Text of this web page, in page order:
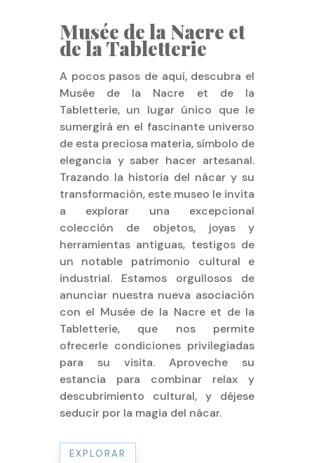
Musée de la Nacre et
de la Tabletterie
A pocos pasos de aquí, descubra el
Musée de la Nacre et de la
Tabletterie, un lugar único que le
sumergirá en el fascinante universo
de esta preciosa materia, símbolo de
elegancia y saber hacer artesanal.
Trazando la historia del nácar y su
transformación, este museo le invita
a explorar una excepcional
colección de objetos, joyas y
herramientas antiguas, testigos de
un notable patrimonio cultural e
industrial. Estamos orgullosos de
anunciar nuestra nueva asociación
con el Musée de la Nacre et de la
Tabletterie, que nos permite
ofrecerle condiciones privilegiadas
para su visita. Aproveche su
estancia para combinar relax y
descubrimiento cultural, y déjese
seducir por la magia del nácar.
EXPLORAR